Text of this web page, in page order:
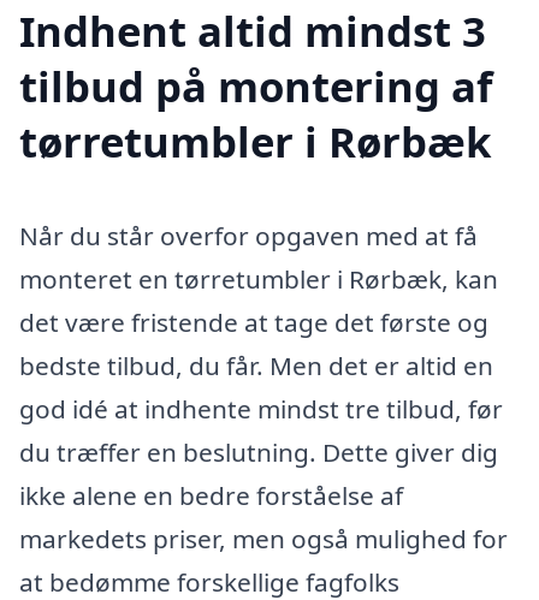
Indhent altid mindst 3
tilbud på montering af
tørretumbler i Rørbæk
Når du står overfor opgaven med at få
monteret en tørretumbler i Rørbæk, kan
det være fristende at tage det første og
bedste tilbud, du får. Men det er altid en
god idé at indhente mindst tre tilbud, før
du træffer en beslutning. Dette giver dig
ikke alene en bedre forståelse af
markedets priser, men også mulighed for
at bedømme forskellige fagfolks